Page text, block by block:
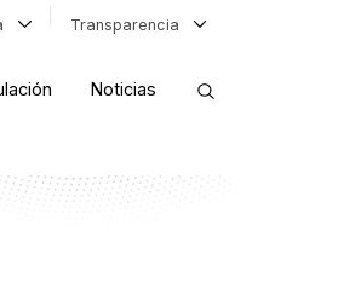
Transparencia
Noticias